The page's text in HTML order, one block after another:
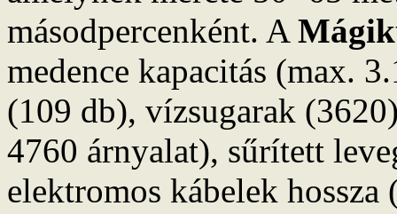
másodpercenként. A
medence kapacitás (max.
(109 db), vízsugarak
4760 árnyalat), sűrített
elektromos kábelek hossza